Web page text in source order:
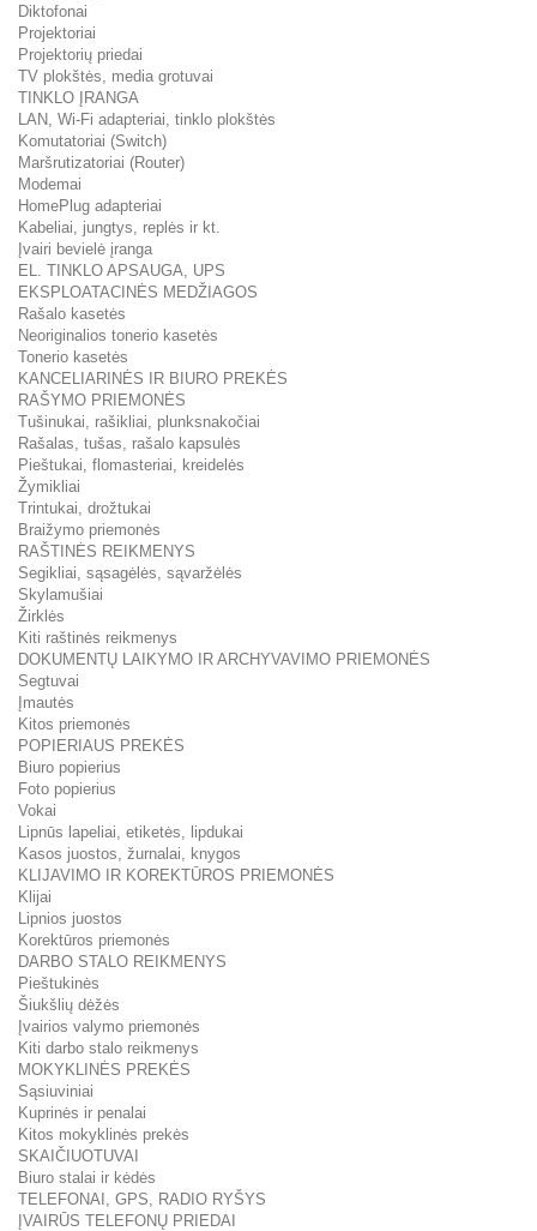
Diktofonai
Projektoriai
Projektorių priedai
TV plokštės, media grotuvai
TINKLO ĮRANGA
LAN, Wi-Fi adapteriai, tinklo plokštės
Komutatoriai (Switch)
Maršrutizatoriai (Router)
Modemai
HomePlug adapteriai
Kabeliai, jungtys, replės ir kt.
Įvairi bevielė įranga
EL. TINKLO APSAUGA, UPS
EKSPLOATACINĖS MEDŽIAGOS
Rašalo kasetės
Neoriginalios tonerio kasetės
Tonerio kasetės
KANCELIARINĖS IR BIURO PREKĖS
RAŠYMO PRIEMONĖS
Tušinukai, rašikliai, plunksnakočiai
Rašalas, tušas, rašalo kapsulės
Pieštukai, flomasteriai, kreidelės
Žymikliai
Trintukai, drožtukai
Braižymo priemonės
RAŠTINĖS REIKMENYS
Segikliai, sąsagėlės, sąvaržėlės
Skylamušiai
Žirklės
Kiti raštinės reikmenys
DOKUMENTŲ LAIKYMO IR ARCHYVAVIMO PRIEMONĖS
Segtuvai
Įmautės
Kitos priemonės
POPIERIAUS PREKĖS
Biuro popierius
Foto popierius
Vokai
Lipnūs lapeliai, etiketės, lipdukai
Kasos juostos, žurnalai, knygos
KLIJAVIMO IR KOREKTŪROS PRIEMONĖS
Klijai
Lipnios juostos
Korektūros priemonės
DARBO STALO REIKMENYS
Pieštukinės
Šiukšlių dėžės
Įvairios valymo priemonės
Kiti darbo stalo reikmenys
MOKYKLINĖS PREKĖS
Sąsiuviniai
Kuprinės ir penalai
Kitos mokyklinės prekės
SKAIČIUOTUVAI
Biuro stalai ir kėdės
TELEFONAI, GPS, RADIO RYŠYS
ĮVAIRŪS TELEFONŲ PRIEDAI